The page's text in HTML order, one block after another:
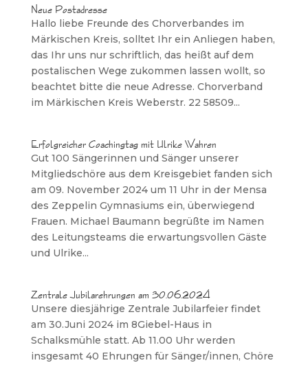
Neue Postadresse
Hallo liebe Freunde des Chorverbandes im
Märkischen Kreis, solltet Ihr ein Anliegen haben,
das Ihr uns nur schriftlich, das heißt auf dem
postalischen Wege zukommen lassen wollt, so
beachtet bitte die neue Adresse. Chorverband
im Märkischen Kreis Weberstr. 22 58509...
Erfolgreicher Coachingtag mit Ulrike Wahren
Gut 100 Sängerinnen und Sänger unserer
Mitgliedschöre aus dem Kreisgebiet fanden sich
am 09. November 2024 um 11 Uhr in der Mensa
des Zeppelin Gymnasiums ein, überwiegend
Frauen. Michael Baumann begrüßte im Namen
des Leitungsteams die erwartungsvollen Gäste
und Ulrike...
Zentrale Jubilarehrungen am 30.06.2024
Unsere diesjährige Zentrale Jubilarfeier findet
am 30.Juni 2024 im 8Giebel-Haus in
Schalksmühle statt. Ab 11.00 Uhr werden
insgesamt 40 Ehrungen für Sänger/innen, Chöre